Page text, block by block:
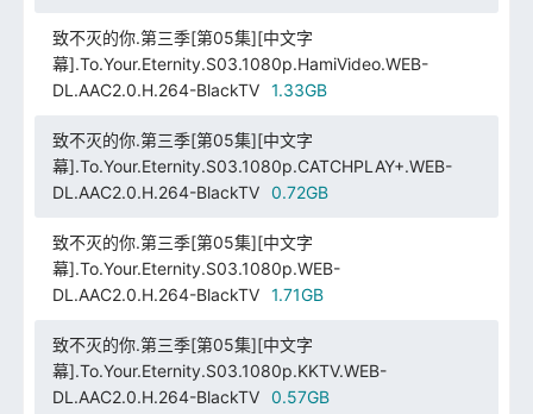
致不灭的你.第三季[第05集][中文字
幕].To.Your.Eternity.S03.1080p.HamiVideo.WEB-
DL.AAC2.0.H.264-BlackTV
1.33GB
致不灭的你.第三季[第05集][中文字
幕].To.Your.Eternity.S03.1080p.CATCHPLAY+.WEB-
DL.AAC2.0.H.264-BlackTV
0.72GB
致不灭的你.第三季[第05集][中文字
幕].To.Your.Eternity.S03.1080p.WEB-
DL.AAC2.0.H.264-BlackTV
1.71GB
致不灭的你.第三季[第05集][中文字
幕].To.Your.Eternity.S03.1080p.KKTV.WEB-
DL.AAC2.0.H.264-BlackTV
0.57GB